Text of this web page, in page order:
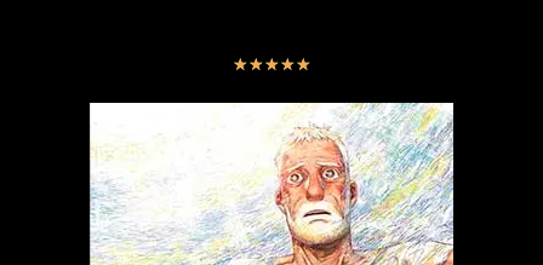
★★★★★V
o
r
a
d
o